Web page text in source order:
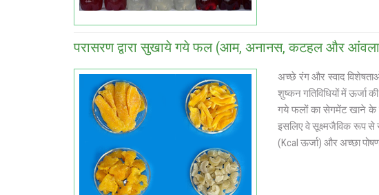
परासरण द्वारा सुखाये गये फल (आम, अनानस, कटहल और
अच्छे रंग और स्वाद
शुष्कन गतिविधियों में ऊर्जा
गये फलों का सेगमेंट खाने के
इसलिए वे सूक्ष्मजैविक रूप से
(Kcal ऊर्जा) और अच्छा